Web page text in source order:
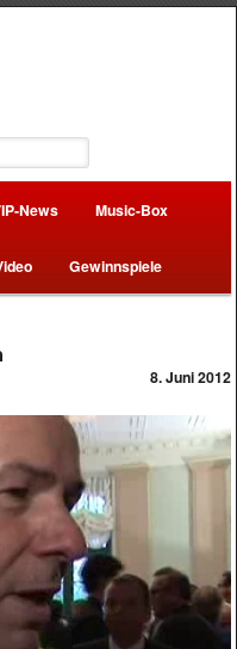
News Music-Box
Gewinnspiele
8. Juni 2012